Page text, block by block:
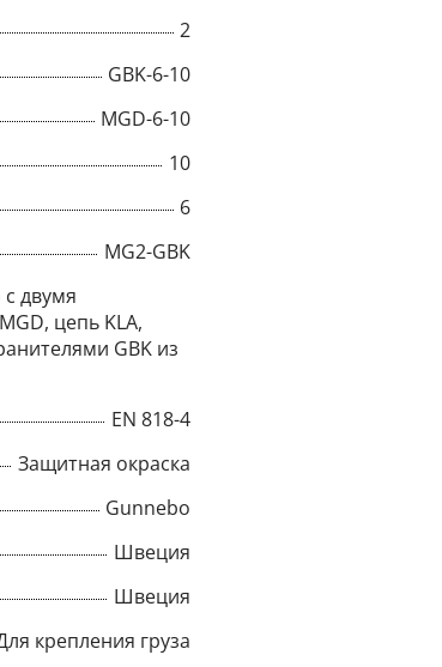
2
GBK-6-10
MGD-6-10
10
6
MG2-GBK
двумя
цепь KLA,
GBK из
EN 818-4
Защитная окраска
Gunnebo
Швеция
Швеция
крепления груза
Popup